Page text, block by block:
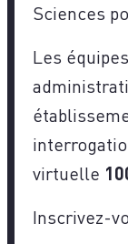
Sciences
Les
virtuelle
Inscrivez-